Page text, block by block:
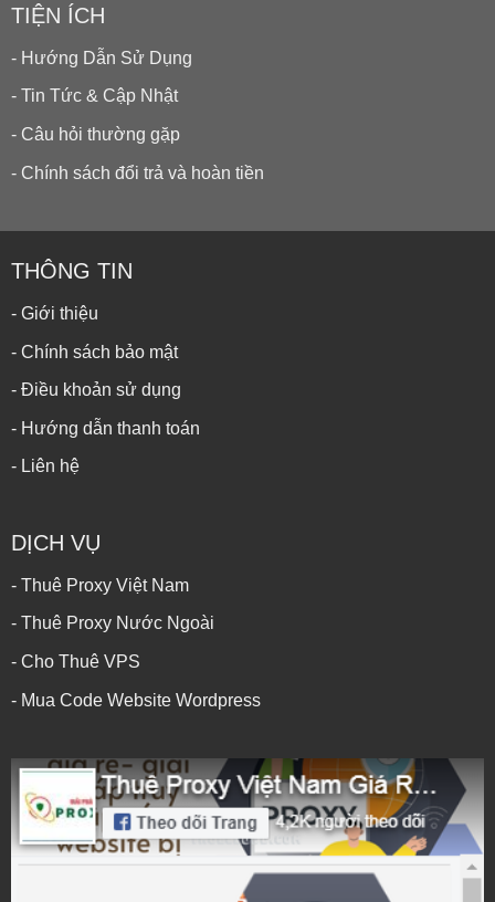
TIỆN ÍCH
- Hướng Dẫn Sử Dụng
- Tin Tức & Cập Nhật
- Câu hỏi thường gặp
- Chính sách đổi trả và hoàn tiền
THÔNG TIN
- Giới thiệu
- Chính sách bảo mật
- Điều khoản sử dụng
- Hướng dẫn thanh toán
- Liên hệ
DỊCH VỤ
- Thuê Proxy Việt Nam
- Thuê Proxy Nước Ngoài
- Cho Thuê VPS
- Mua Code Website Wordpress